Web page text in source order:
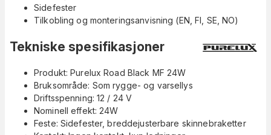
Sidefester
Tilkobling og monteringsanvisning (EN, FI, SE, NO)
Tekniske spesifikasjoner
Produkt: Purelux Road Black MF 24W
Bruksområde: Som rygge- og varsellys
Driftsspenning: 12 / 24 V
Nominell effekt: 24W
Feste: Sidefester, breddejusterbare skinnebraketter